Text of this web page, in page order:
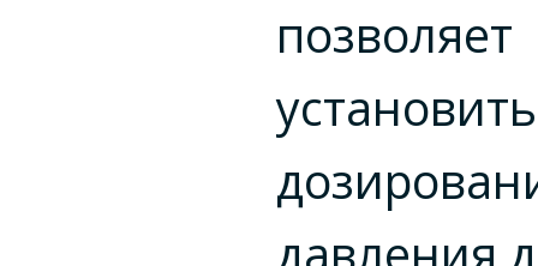
позволяет